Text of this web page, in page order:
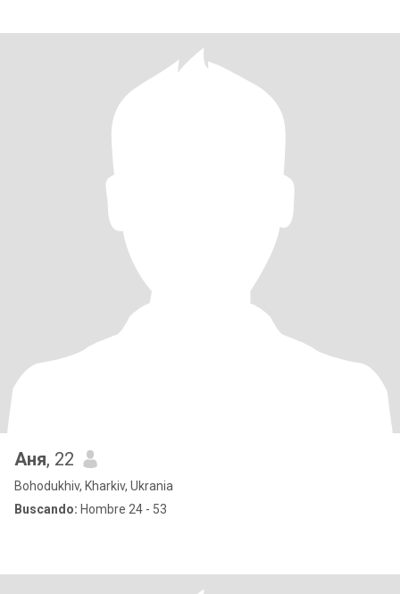
Аня, 22
Bohodukhiv, Kharkiv, Ukrania
Buscando: Hombre 24 - 53